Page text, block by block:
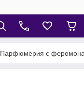
Парфюмерия с